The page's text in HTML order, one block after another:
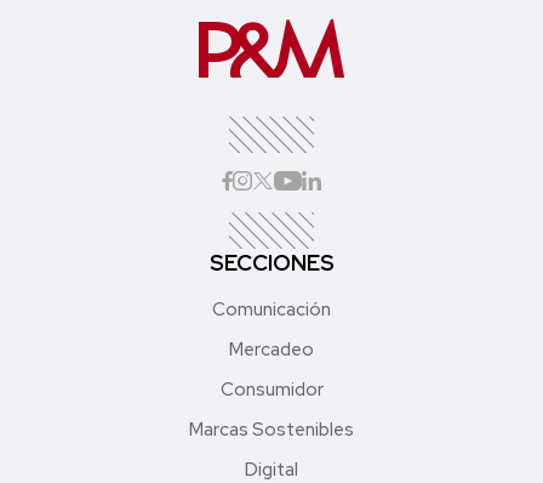
SECCIONES
Comunicación
Mercadeo
Consumidor
Marcas Sostenibles
Digital